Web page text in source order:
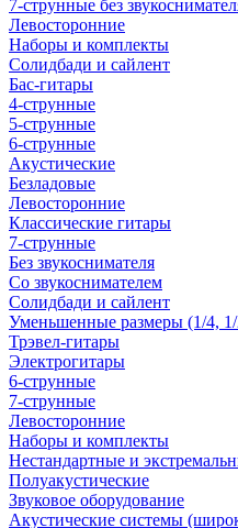
7-струнные без
Левосторонние
Наборы и комплекты
Солидбади и сайлент
Бас-гитары
4-струнные
5-струнные
6-струнные
Акустические
Безладовые
Левосторонние
Классические гитары
7-струнные
Без звукоснимателя
Со звукоснимателем
Солидбади и сайлент
Уменьшенные размеры (1/4,
Трэвел-гитары
Электрогитары
6-струнные
7-струнные
Левосторонние
Наборы и комплекты
Нестандартные и
Полуакустические
Звуковое оборудование
Акустические системы